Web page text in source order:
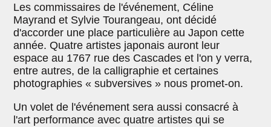
Les commissaires de l'événement, Céline
Mayrand et Sylvie Tourangeau, ont décidé
d'accorder une place particulière au Japon cette
année. Quatre artistes japonais auront leur
espace au 1767 rue des Cascades et l'on y verra,
entre autres, de la calligraphie et certaines
photographies « subversives » nous promet-on.
Un volet de l'événement sera aussi consacré à
l'art performance avec quatre artistes qui se